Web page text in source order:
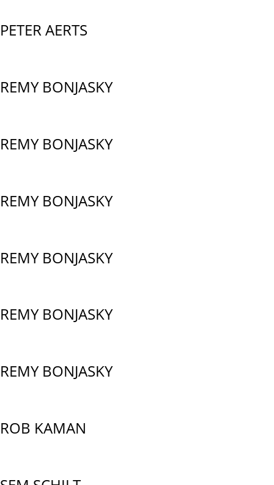
PETER AERTS
REMY BONJASKY
REMY BONJASKY
REMY BONJASKY
REMY BONJASKY
REMY BONJASKY
REMY BONJASKY
ROB KAMAN